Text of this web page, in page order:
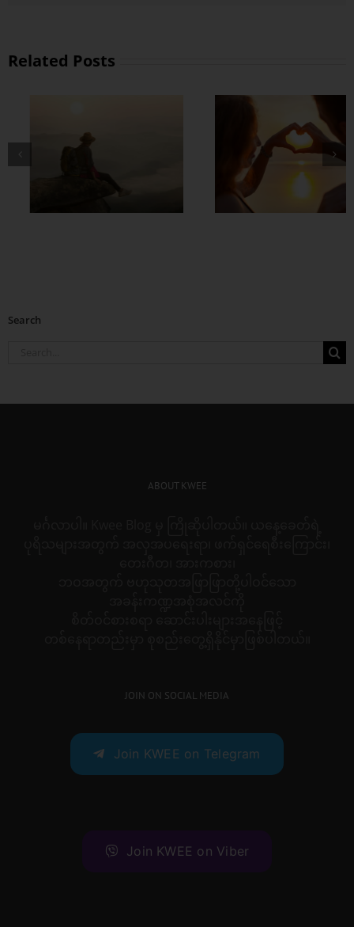
Related Posts
တွဲတာကြာလေ
အချစ်တွေ ပိုတိုးလာ
စေဖို့
Search
ABOUT KWEE
JOIN ON SOCIAL MEDIA
Join KWEE on Telegram
Join KWEE on Viber